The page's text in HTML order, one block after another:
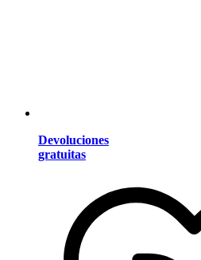
Devoluciones
gratuitas